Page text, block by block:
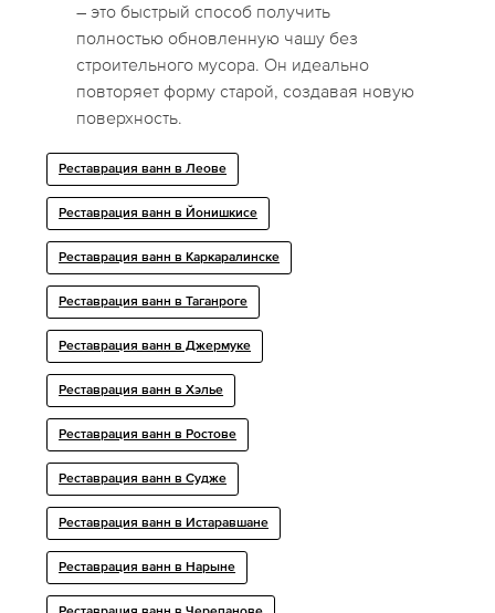
– это быстрый способ получить
полностью обновленную чашу без
строительного мусора. Он идеально
повторяет форму старой, создавая новую
поверхность.
Реставрация ванн в Леове
Реставрация ванн в Йонишкисе
Реставрация ванн в Каркаралинске
Реставрация ванн в Таганроге
Реставрация ванн в Джермуке
Реставрация ванн в Хэлье
Реставрация ванн в Ростове
Реставрация ванн в Судже
Реставрация ванн в Истаравшане
Реставрация ванн в Нарыне